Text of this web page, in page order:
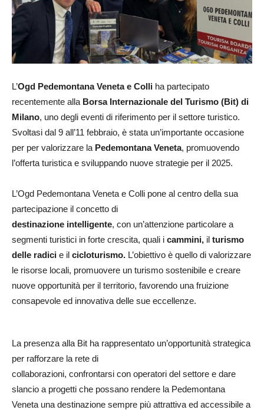
L’Ogd Pedemontana Veneta e Colli ha partecipato
recentemente alla Borsa Internazionale del Turismo (Bit) di
Milano, uno degli eventi di riferimento per il settore turistico.
Svoltasi dal 9 all’11 febbraio, è stata un’importante occasione
per per valorizzare la Pedemontana Veneta, promuovendo
l’offerta turistica e sviluppando nuove strategie per il 2025.
L’Ogd Pedemontana Veneta e Colli pone al centro della sua
partecipazione il concetto di
destinazione intelligente, con un’attenzione particolare a
segmenti turistici in forte crescita, quali i cammini, il turismo
delle radici e il cicloturismo. L’obiettivo è quello di valorizzare
le risorse locali, promuovere un turismo sostenibile e creare
nuove opportunità per il territorio, favorendo una fruizione
consapevole ed innovativa delle sue eccellenze.
La presenza alla Bit ha rappresentato un’opportunità strategica
per rafforzare la rete di
collaborazioni, confrontarsi con operatori del settore e dare
slancio a progetti che possano rendere la Pedemontana
Veneta una destinazione sempre più attrattiva ed accessibile a